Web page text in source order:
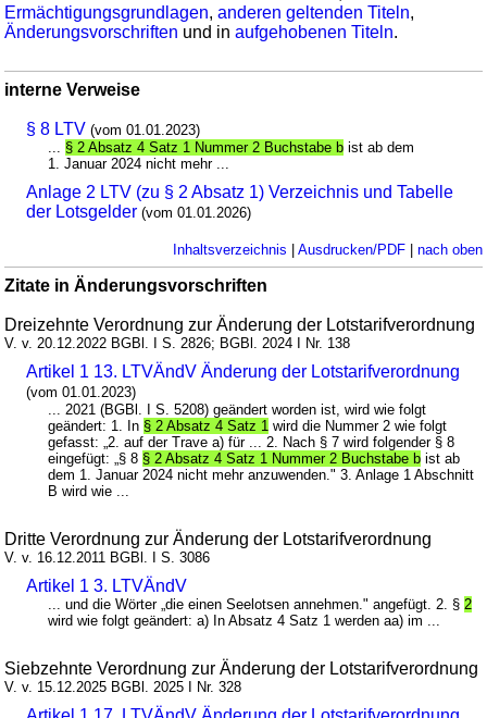
Ermächtigungsgrundlagen,anderen geltenden Titeln,
Änderungsvorschriften und inaufgehobenen Titeln.
interne Verweise
§ 8 LTV (vom 01.01.2023)
... § 2 Absatz 4 Satz 1 Nummer 2 Buchstabe b ist ab dem
1. Januar 2024 nicht mehr ...
Anlage 2 LTV (zu § 2 Absatz 1) Verzeichnis und Tabelle
der Lotsgelder (vom 01.01.2026)
Inhaltsverzeichnis Ausdrucken/PDF| nach oben
Zitate in Änderungsvorschriften
Dreizehnte Verordnung zur Änderung der Lotstarifverordnung
V. v. 20.12.2022 BGBl. I S. 2826; BGBl. 2024 I Nr. 138
Artikel 1 13. LTVÄndV Änderung der Lotstarifverordnung
(vom 01.01.2023)
... 2021 (BGBl. I S. 5208) geändert worden ist, wird wie folgt
geändert: 1. In § 2 Absatz 4 Satz 1 wird die Nummer 2 wie folgt
gefasst: „2. auf der Trave a) für ... 2. Nach § 7 wird folgender § 8
eingefügt: „§ 8 § 2 Absatz 4 Satz 1 Nummer 2 Buchstabe b ist ab
dem 1. Januar 2024 nicht mehr anzuwenden." 3. Anlage 1 Abschnitt
B wird wie ...
Dritte Verordnung zur Änderung der Lotstarifverordnung
V. v. 16.12.2011 BGBl. I S. 3086
Artikel 1 3. LTVÄndV
... und die Wörter „die einen Seelotsen annehmen." angefügt. 2. §2
wird wie folgt geändert: a) In Absatz 4 Satz 1 werden aa) im ...
Siebzehnte Verordnung zur Änderung der Lotstarifverordnung
V. v. 15.12.2025 BGBl. 2025 I Nr. 328